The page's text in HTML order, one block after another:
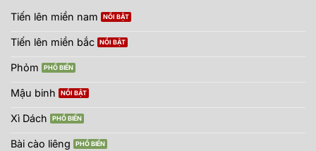
Tiến lên miền nam
Tiến lên miền bắc
Phỏm
Mậu binh
Xì Dách
Bài cào liêng